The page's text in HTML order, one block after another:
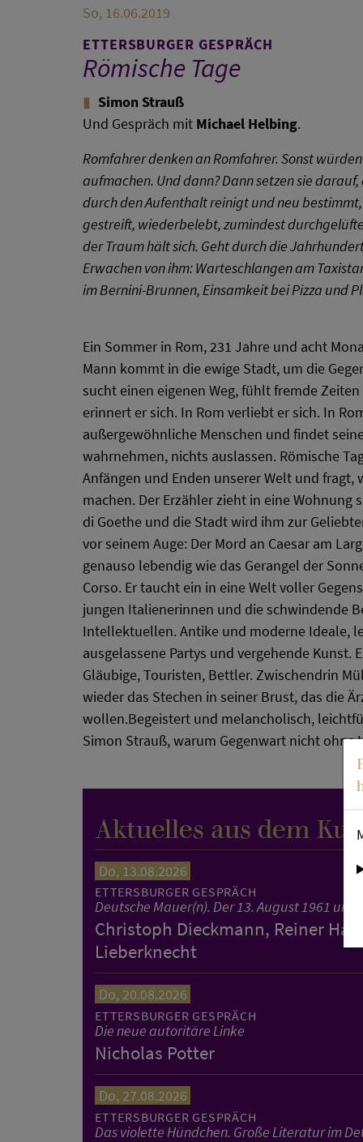
So, 16.06.2019
ETTERSBURGER GESPRÄCH
Römische Tage
Simon Strauß
Und Gespräch mit Michael Helbing.
Romfahrer denken an Romfahrer. Sonst
aufmachen. Und dann? Dann setzen sie darauf,
durch den Aufenthalt reinigt und neu bestimmt,
gestreift, wiederbelebt, zumindest
der Traum hält sich. Geht durch die
Erwachen von ihm: Warteschlangen am
im Bernini-Brunnen, Einsamkeit bei Pizza und
Ein Sommer in Rom, 231 Jahre und acht
Mann kommt in die ewige Stadt, um die
sucht einen eigenen Weg, fühlt fremde
erinnert er sich. In Rom verliebt er sich. In
außergewöhnliche Menschen und findet
wahrnehmen, nichts auslassen. Römische
Anfängen und Enden unserer Welt und fragt,
machen. Der Erzähler zieht in eine Wohnung
di Goethe und die Stadt wird ihm zur
vor seinem Auge: Der Mord an Caesar am
genauso lebendig wie das Gerangel der
Corso. Er taucht ein in eine Welt voller
jungen Italienerinnen und die schwindende
Intellektuellen. Antike und moderne Ideale,
ausgelassene Partys und vergehende Kunst.
Gläubige, Touristen, Bettler. Zwischendrin
wieder das Stechen in seiner Brust, das die
wollen.Begeistert und melancholisch,
Simon Strauß, warum Gegenwart nicht ohne
Aktuelles aus dem
Do, 13.08.2026
ETTERSBURGER GESPRÄCH
Deutsche Mauer(n). Der 13. August 1961 und
Christoph Dieckmann, Reiner
Lieberknecht
Do, 20.08.2026
ETTERSBURGER GESPRÄCH
Die neue autoritäre Linke
Nicholas Potter
Do, 27.08.2026
ETTERSBURGER GESPRÄCH
Das violette Hündchen. Große Literatur im